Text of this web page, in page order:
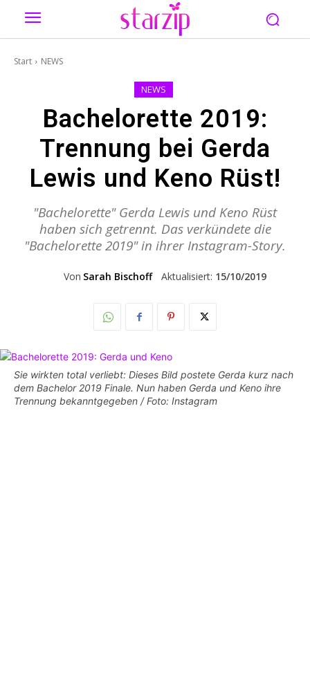
Start NEWS
NEWS
Bachelorette 2019:
Trennung bei Gerda
Lewis und Keno Rüst!
"Bachelorette" Gerda Lewis und Keno Rüst
haben sich getrennt. Das verkündete die
"Bachelorette 2019" in ihrer Instagram-Story.
Von Sarah Bischoff Aktualisiert: 15/10/2019
Sie wirkten total verliebt: Dieses Bild postete Gerda kurz nach
dem Bachelor 2019 Finale. Nun haben Gerda und Keno ihre
Trennung bekanntgegeben / Foto: Instagram